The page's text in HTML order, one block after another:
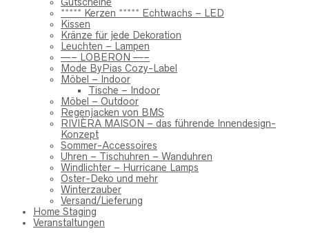
***** Kerzen ***** Echtwachs – LED
Kissen
Kränze für jede Dekoration
Leuchten – Lampen
—– LOBERON —–
Mode ByPias Cozy-Label
Möbel – Indoor
Tische – Indoor
Möbel – Outdoor
Regenjacken von BMS
RIVIÈRA MAISON – das führende Innendesign-
Konzept
Sommer-Accessoires
Uhren – Tischuhren – Wanduhren
Windlichter – Hurricane Lamps
Oster-Deko und mehr
Winterzauber
Versand/Lieferung
Home Staging
Veranstaltungen